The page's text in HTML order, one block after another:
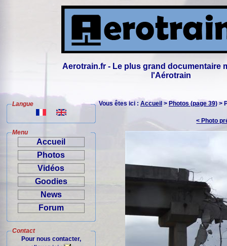
Aerotrain.fr - Le plus grand documentaire
l'Aérotrain
Langue
Menu
Accueil
Photos
Vidéos
Goodies
News
Forum
Contact
Pour nous contacter,
Vous êtes ici : Accueil > Photos (page 39) >
< Photo